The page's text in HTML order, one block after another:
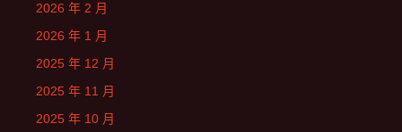
2026 年 2 月
2026 年 1 月
2025 年 12 月
2025 年 11 月
2025 年 10 月